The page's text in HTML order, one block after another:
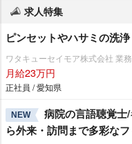
求人特集
ピンセットやハサミの洗
ワタキューセイモア株式会社 業
月給23万円
正社員 / 愛知県
NEW
病院の言語聴覚士
ら外来・訪問まで多彩な